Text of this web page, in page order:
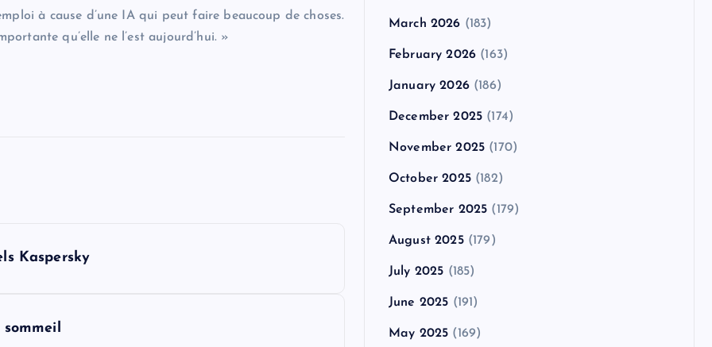
à cause d’une IA qui peut faire beaucoup de choses.
qu’elle ne l’est aujourd’hui. »
Kaspersky
March 2026 (183)
February 2026 (163)
January 2026(186)
December 2025 (174)
November 2025 (170)
October 2025(182)
September 2025 (179)
August 2025(179)
July 2025 (185)
June 2025 (191)
May 2025 (169)